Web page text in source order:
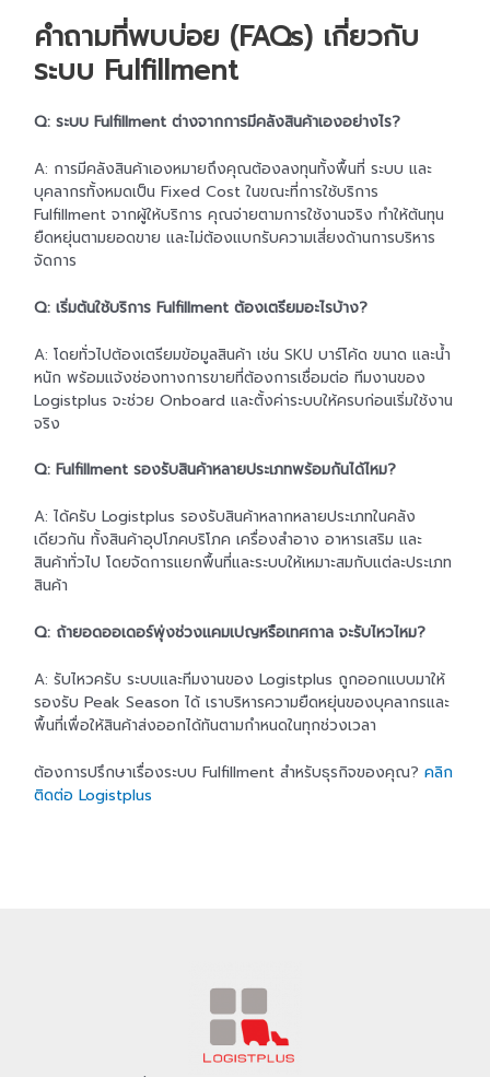
คำถามที่พบบ่อย (FAQs) เกี่ยวกับ
ระบบ Fulfillment
Q: ระบบ Fulfillment ต่างจากการมีคลังสินค้าเองอย่างไร?
A: การมีคลังสินค้าเองหมายถึงคุณต้องลงทุนทั้งพื้นที่ ระบบ และ
บุคลากรทั้งหมดเป็น Fixed Cost ในขณะที่การใช้บริการ
Fulfillment จากผู้ให้บริการ คุณจ่ายตามการใช้งานจริง ทำให้ต้นทุน
ยืดหยุ่นตามยอดขาย และไม่ต้องแบกรับความเสี่ยงด้านการบริหาร
จัดการ
Q: เริ่มต้นใช้บริการ Fulfillment ต้องเตรียมอะไรบ้าง?
A: โดยทั่วไปต้องเตรียมข้อมูลสินค้า เช่น SKU บาร์โค้ด ขนาด และน้ำ
หนัก พร้อมแจ้งช่องทางการขายที่ต้องการเชื่อมต่อ ทีมงานของ
Logistplus จะช่วย Onboard และตั้งค่าระบบให้ครบก่อนเริ่มใช้งาน
จริง
Q: Fulfillment รองรับสินค้าหลายประเภทพร้อมกันได้ไหม?
A: ได้ครับ Logistplus รองรับสินค้าหลากหลายประเภทในคลัง
เดียวกัน ทั้งสินค้าอุปโภคบริโภค เครื่องสำอาง อาหารเสริม และ
สินค้าทั่วไป โดยจัดการแยกพื้นที่และระบบให้เหมาะสมกับแต่ละประเภท
สินค้า
Q: ถ้ายอดออเดอร์พุ่งช่วงแคมเปญหรือเทศกาล จะรับไหวไหม?
A: รับไหวครับ ระบบและทีมงานของ Logistplus ถูกออกแบบมาให้
รองรับ Peak Season ได้ เราบริหารความยืดหยุ่นของบุคลากรและ
พื้นที่เพื่อให้สินค้าส่งออกได้ทันตามกำหนดในทุกช่วงเวลา
ต้องการปรึกษาเรื่องระบบ Fulfillment สำหรับธุรกิจของคุณ?คลิก
ติดต่อ Logistplus